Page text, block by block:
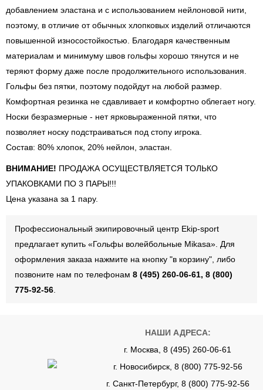
добавлением эластана и с использованием нейлоновой нити,
поэтому, в отличие от обычных хлопковых изделий отличаются
повышенной износостойкостью. Благодаря качественным
материалам и минимуму швов гольфы хорошо тянутся и не
теряют форму даже после продолжительного использования.
Гольфы без пятки, поэтому подойдут на любой размер.
Комфортная резинка не сдавливает и комфортно облегает ногу.
Носки безразмерные - нет ярковыраженной пятки, что
позволяет носку подстраиваться под стопу игрока.
Состав: 80% хлопок, 20% нейлон, эластан.
ВНИМАНИЕ! ПРОДАЖА ОСУЩЕСТВЛЯЕТСЯ ТОЛЬКО
УПАКОВКАМИ ПО 3 ПАРЫ!!!
Цена указана за 1 пару.
Профессиональный экипировочный центр Ekip-sport
предлагает купить «Гольфы волейбольные Mikasa». Для
оформления заказа нажмите на кнопку "в корзину", либо
позвоните нам по телефонам 8 (495) 260-06-61, 8 (800)
775-92-56
НАШИ АДРЕСА:
г. Москва, 8 (495) 260-06-61
г. Новосибирск, 8 (800) 775-92-56
г. Санкт-Петербург, 8 (800) 775-92-56